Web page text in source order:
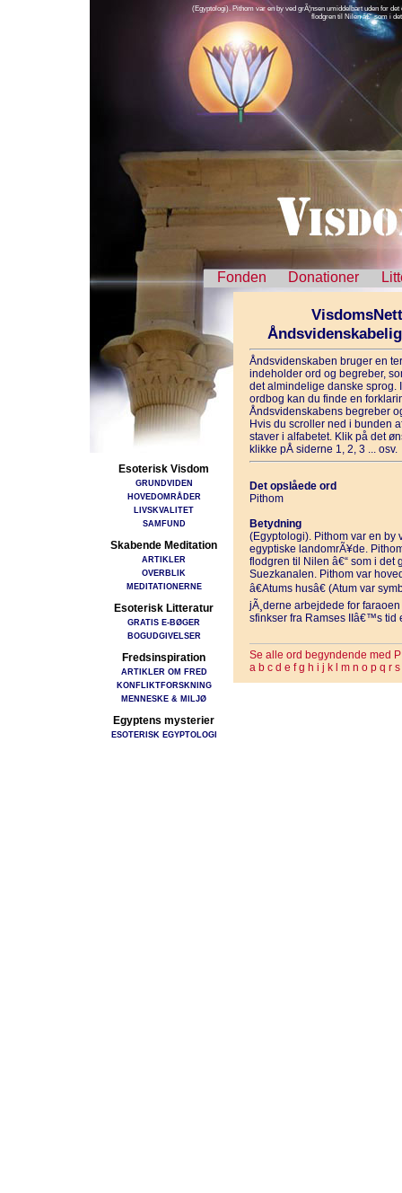
(Egyptologi). Pithom var en by ved grÃ¦nsen umiddelbart uden for
flodgren til Nilen â€“ som i
Fonden Donationer
Esoterisk Visdom
GRUNDVIDEN
HOVEDOMRÅDER
LIVSKVALITET
SAMFUND
Skabende Meditation
ARTIKLER
OVERBLIK
MEDITATIONERNE
Esoterisk Litteratur
GRATIS E-BØGER
BOGUDGIVELSER
Fredsinspiration
ARTIKLER OM FRED
KONFLIKTFORSKNING
MENNESKE & MILJØ
Egyptens mysterier
ESOTERISK EGYPTOLOGI
Åndsvidenskaben bruger en
indeholder ord og begreber,
det almindelige danske sprog.
ordbog kan du finde en
Åndsvidenskabens begreber
Hvis du scroller ned i bunden
staver i alfabetet. Klik på det
klikke pÅ siderne 1, 2, 3 ... osv.
Det opslåede ord
Pithom
Betydning
(Egyptologi). Pithom var en by
egyptiske landomrÃ¥de.
flodgren til Nilen â€“ som i det
Suezkanalen. Pithom var
â€Atums husâ€ (Atum var
jÃ¸derne arbejdede for
sfinkser fra Ramses IIâ€™s tid
Se alle ord begyndende med P
a b c d e f g h i j k m n o p q r s